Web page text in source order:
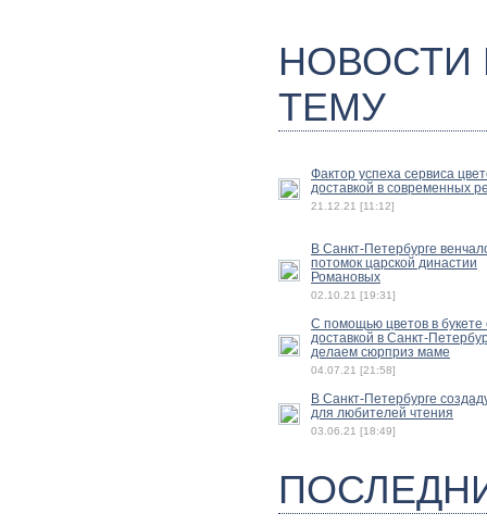
ТЕМУ
Фактор успеха сервиса
доставкой в современных
21.12.21 [11:12]
В Санкт-Петербурге
потомок царской династии
Романовых
02.10.21 [19:31]
С помощью цветов в букете
доставкой в Санкт-
делаем сюрприз маме
04.07.21 [21:58]
В Санкт-Петербурге
для любителей чтения
03.06.21 [18:49]